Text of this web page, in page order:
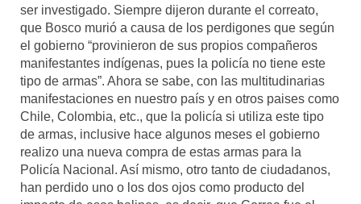
ser investigado. Siempre dijeron durante el correato,
que Bosco murió a causa de los perdigones que según
el gobierno “provinieron de sus propios compañeros
manifestantes indígenas, pues la policía no tiene este
tipo de armas”. Ahora se sabe, con las multitudinarias
manifestaciones en nuestro país y en otros paises como
Chile, Colombia, etc., que la policía si utiliza este tipo
de armas, inclusive hace algunos meses el gobierno
realizo una nueva compra de estas armas para la
Policía Nacional. Así mismo, otro tanto de ciudadanos,
han perdido uno o los dos ojos como producto del